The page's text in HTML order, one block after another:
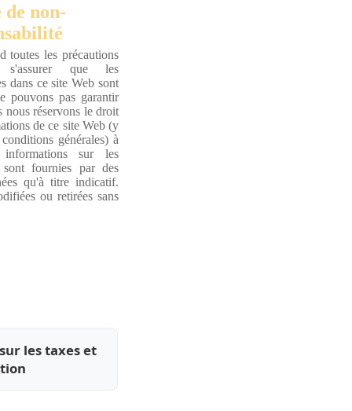
de non-
toutes les précautions
s'assurer que les
dans ce site Web sont
pouvons pas garantir
nous réservons le droit
de ce site Web (y
générales) à
sur les
sont fournies par des
qu'à titre indicatif.
ou retirées sans